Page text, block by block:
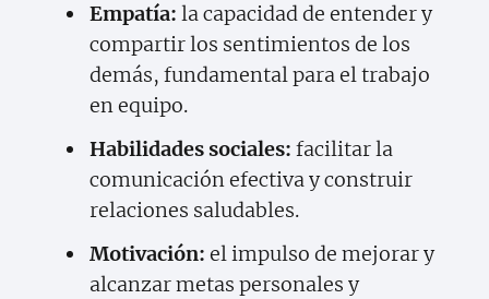
Empatía: la capacidad de entender y
compartir los sentimientos de los
demás, fundamental para el trabajo
en equipo.
Habilidades sociales: facilitar la
comunicación efectiva y construir
relaciones saludables.
Motivación: el impulso de mejorar y
alcanzar metas personales y